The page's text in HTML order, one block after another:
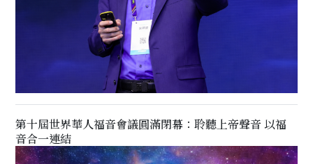
第十屆世界華人福音會議圓滿閉幕：聆聽上帝聲音 以福
音合一連結